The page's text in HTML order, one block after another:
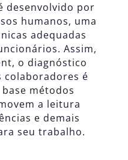
desenvolvido por
humanos, uma
adequadas
Assim,
o diagnóstico
colaboradores é
métodos
a leitura
e demais
seu trabalho.